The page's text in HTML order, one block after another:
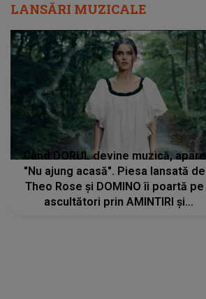
LANSĂRI MUZICALE
Când DORUL devine muzică, apare
"Nu ajung acasă". Piesa lansată de
Theo Rose și DOMINO îi poartă pe
ascultători prin AMINTIRI și